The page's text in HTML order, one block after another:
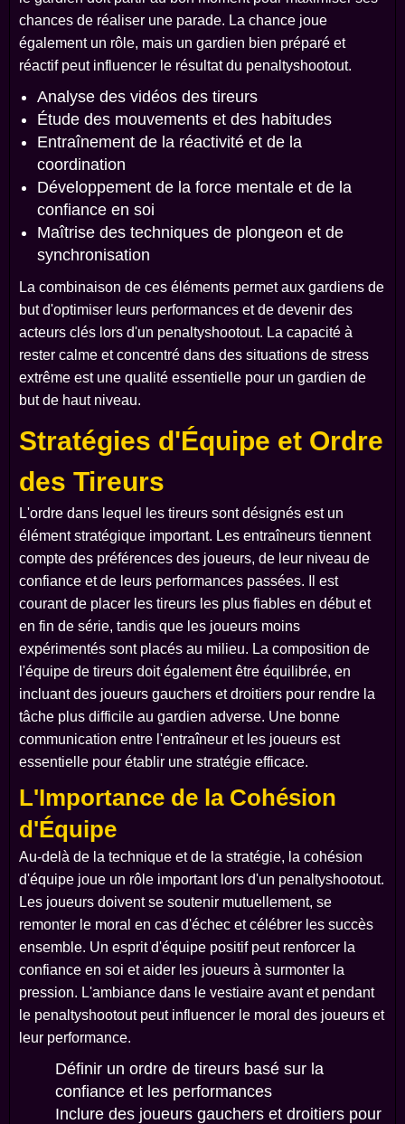
chances de réaliser une parade. La chance joue
également un rôle, mais un gardien bien préparé et
réactif peut influencer le résultat du penaltyshootout.
Analyse des vidéos des tireurs
Étude des mouvements et des habitudes
Entraînement de la réactivité et de la
coordination
Développement de la force mentale et de la
confiance en soi
Maîtrise des techniques de plongeon et de
synchronisation
La combinaison de ces éléments permet aux gardiens de
but d'optimiser leurs performances et de devenir des
acteurs clés lors d'un penaltyshootout. La capacité à
rester calme et concentré dans des situations de stress
extrême est une qualité essentielle pour un gardien de
but de haut niveau.
Stratégies d'Équipe et Ordre
des Tireurs
L'ordre dans lequel les tireurs sont désignés est un
élément stratégique important. Les entraîneurs tiennent
compte des préférences des joueurs, de leur niveau de
confiance et de leurs performances passées. Il est
courant de placer les tireurs les plus fiables en début et
en fin de série, tandis que les joueurs moins
expérimentés sont placés au milieu. La composition de
l'équipe de tireurs doit également être équilibrée, en
incluant des joueurs gauchers et droitiers pour rendre la
tâche plus difficile au gardien adverse. Une bonne
communication entre l'entraîneur et les joueurs est
essentielle pour établir une stratégie efficace.
L'Importance de la Cohésion
d'Équipe
Au-delà de la technique et de la stratégie, la cohésion
d'équipe joue un rôle important lors d'un penaltyshootout.
Les joueurs doivent se soutenir mutuellement, se
remonter le moral en cas d'échec et célébrer les succès
ensemble. Un esprit d'équipe positif peut renforcer la
confiance en soi et aider les joueurs à surmonter la
pression. L'ambiance dans le vestiaire avant et pendant
le penaltyshootout peut influencer le moral des joueurs et
leur performance.
Définir un ordre de tireurs basé sur la
confiance et les performances
Inclure des joueurs gauchers et droitiers pour